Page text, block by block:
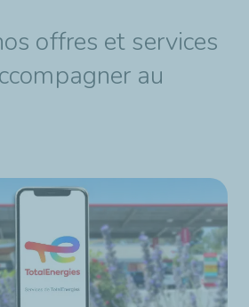
offres et services
au